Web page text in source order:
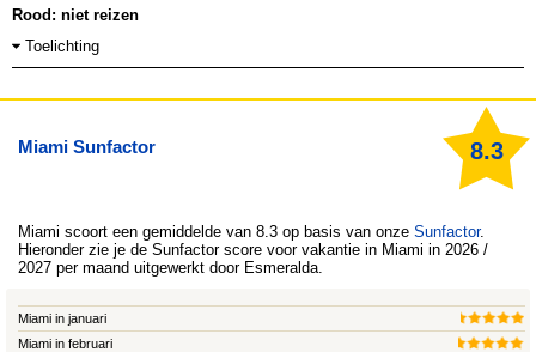
Rood: niet reizen
Toelichting
Miami Sunfactor 8.3
Miami scoort een gemiddelde van 8.3 op basis van onze Sunfactor.
Hieronder zie je de Sunfactor score voor vakantie in Miami in 2026 /
2027 per maand uitgewerkt door Esmeralda.
Miami in januari
Miami in februari